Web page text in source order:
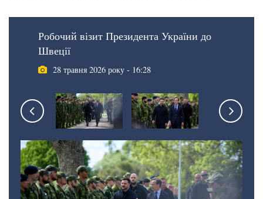
Робочий візит Президента України до
Швеції
28 травня 2026 року - 16:28